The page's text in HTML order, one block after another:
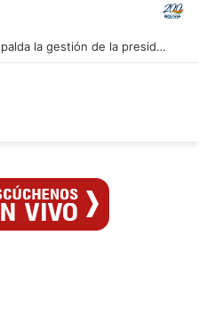
Recomendaciones de Protección Civil a la población venezolana ante fenómeno climatológico «El Niño»